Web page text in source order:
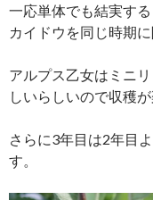
一応単体でも結実す
カイドウを同じ時期
アルプス乙女はミニ
しいらしいので収穫が
さらに3年目は2年目
す。